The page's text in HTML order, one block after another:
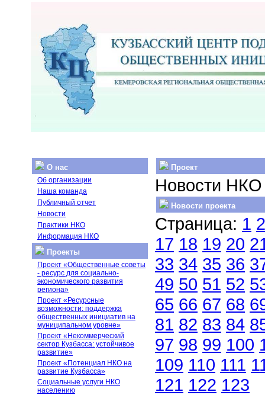
О нас
Об организации
Наша команда
Публичный отчет
Новости
Практики НКО
Информация НКО
Проекты
Проект «Общественные советы
- ресурс для социально-
экономического развития
региона»
Проект «Ресурсные
возможности: поддержка
общественных инициатив на
муниципальном уровне»
Проект «Некоммерческий
сектор Кузбасса: устойчивое
развитие»
Проект «Потенциал НКО на
развитие Кузбасса»
Социальные услуги НКО
населению
Проект
Новости НКО
Новости проекта
Страница: 1 2
17 18 19 20
33 34 35 36
49 50 51 52
65 66 67 68
81 82 83 84
97 98 99 100
109 110 111
121 122 123